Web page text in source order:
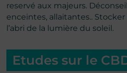
reservé aux majeurs.
enceintes, allaitantes..
l’abri de la lumière du soleil.
Etudes sur le